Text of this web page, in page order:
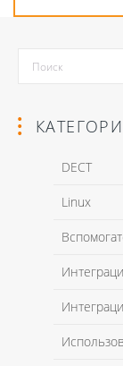
Я даю
в
Я даю
в
DECT
Linux